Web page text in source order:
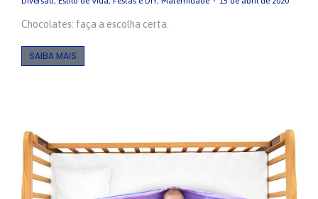
Chocolates: faça a escolha certa.
SAIBA MAIS